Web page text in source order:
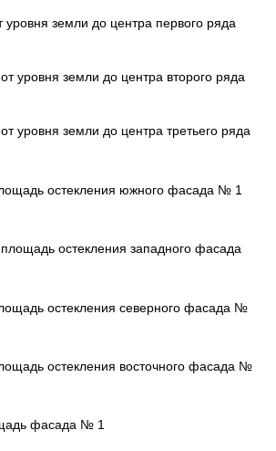
уровня земли до центра первого ряда
уровня земли до центра второго ряда
уровня земли до центра третьего ряда
остекления южного фасада № 1
остекления западного фасада
остекления северного фасада №
остекления восточного фасада №
фасада № 1